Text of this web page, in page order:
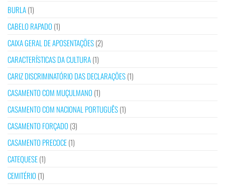
BURLA(1)
CABELO RAPADO (1)
CAIXA GERAL DE APOSENTAÇÕES(2)
CARACTERÍSTICAS DA CULTURA(1)
CARIZ DISCRIMINATÓRIO DAS DECLARAÇÕES(1)
CASAMENTO COM MUÇULMANO (1)
CASAMENTO COM NACIONAL PORTUGUÊS(1)
CASAMENTO FORÇADO (3)
CASAMENTO PRECOCE(1)
CATEQUESE(1)
CEMITÉRIO (1)